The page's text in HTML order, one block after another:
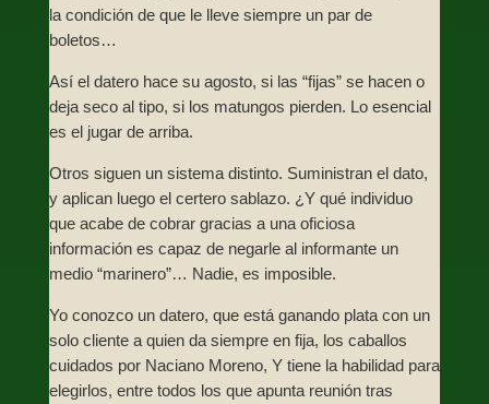
la condición de que le lleve siempre un par de
boletos…
Así el datero hace su agosto, si las “fijas” se hacen o
deja seco al tipo, si los matungos pierden. Lo esencial
es el jugar de arriba.
Otros siguen un sistema distinto. Suministran el dato,
y aplican luego el certero sablazo. ¿Y qué individuo
que acabe de cobrar gracias a una oficiosa
información es capaz de negarle al informante un
medio “marinero”… Nadie, es imposible.
Yo conozco un datero, que está ganando plata con un
solo cliente a quien da siempre en fija, los caballos
cuidados por Naciano Moreno, Y tiene la habilidad para
elegirlos, entre todos los que apunta reunión tras